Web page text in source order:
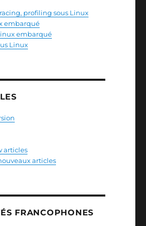
profiling sous Linux
embarqué
embarqué
Linux
articles
articles
FRANCOPHONES